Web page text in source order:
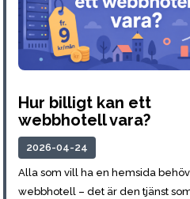
Hur billigt kan ett
webbhotell vara?
2026-04-24
Alla som vill ha en hemsida
webbhotell – det är den tjänst